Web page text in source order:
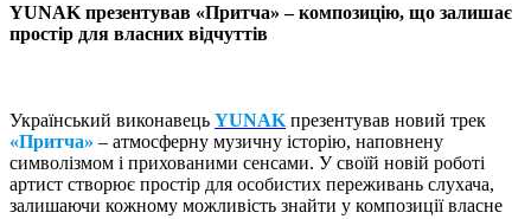
YUNAK презентував «Притча» – композицію, що залишає
простір для власних відчуттів
Український виконавець YUNAK презентував новий трек
«Притча» – атмосферну музичну історію, наповнену
символізмом і прихованими сенсами. У своїй новій роботі
артист створює простір для особистих переживань слухача,
залишаючи кожному можливість знайти у композиції власне